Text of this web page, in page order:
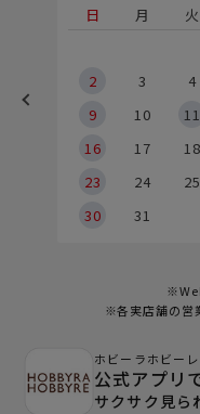
日
月 火
2
3 4
9
10 11
16
17 18
23
24 25
30
31
※各実店舗の営
ホビーラホビーレ
公式アプリ
サクサク見ら